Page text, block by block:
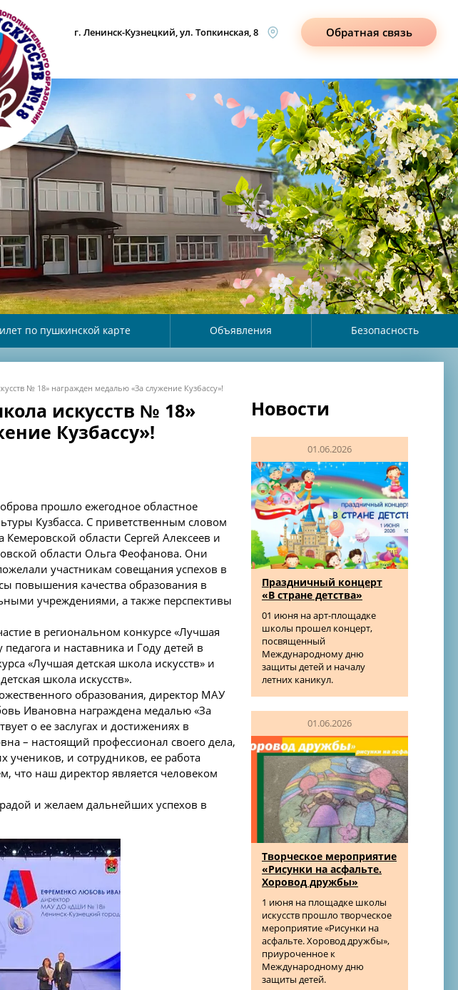
г. Ленинск-Кузнецкий, ул. Топкинская, 8 Обратная связь
по пушкинской карте Объявления Безопасность
№ 18» награжден медалью «За служение Кузбассу»!
искусств № 18»
Кузбассу»!
прошло ежегодное областное
Кузбасса. С приветственным словом
Кемеровской области Сергей Алексеев и
области Ольга Феофанова. Они
участникам совещания успехов в
повышения качества образования в
учреждениями, а также перспективы
в региональном конкурсе «Лучшая
и наставника и Году детей в
«Лучшая детская школа искусств» и
школа искусств».
образования, директор МАУ
Ивановна награждена медалью «За
о ее заслугах и достижениях в
– настоящий профессионал своего дела,
учеников, и сотрудников, ее работа
что наш директор является человеком
и желаем дальнейших успехов в
Новости
01.06.2026
Праздничный концерт
«В стране детства»
01 июня на арт-площадке
школы прошел концерт,
посвященный
Международному дню
защиты детей и началу
летних каникул.
01.06.2026
Творческое мероприятие
«Рисунки на асфальте.
Хоровод дружбы»
1 июня на площадке школы
искусств прошло творческое
мероприятие «Рисунки на
асфальте. Хоровод дружбы»,
приуроченное к
Международному дню
защиты детей.